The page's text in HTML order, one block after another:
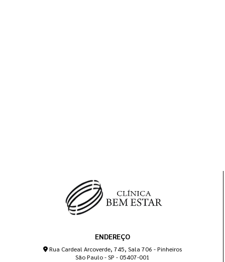
ENDEREÇO
Rua Cardeal Arcoverde, 745, Sala 706 - Pinheiros
São Paulo - SP - 05407-001